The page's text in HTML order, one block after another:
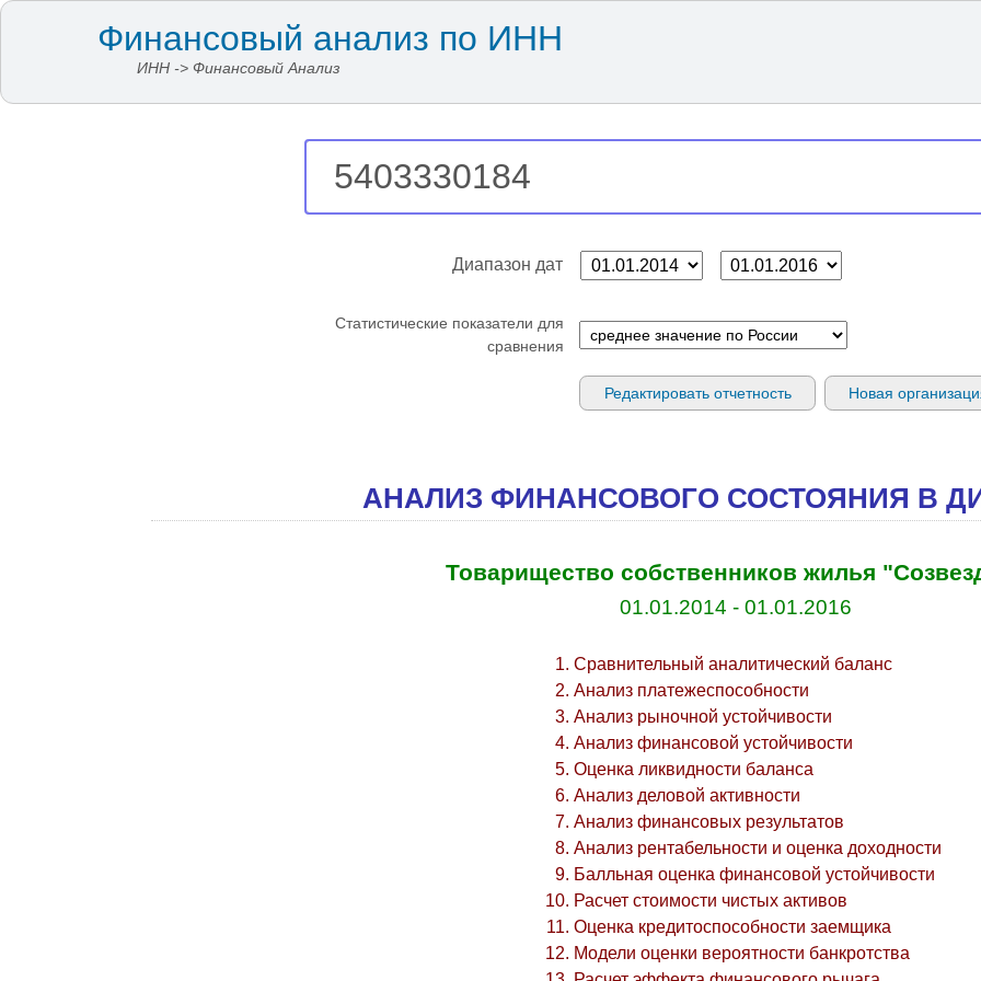
Финансовый анализ по ИНН
ИНН -> Финансовый Анализ
Диапазон дат
Cтатистические показатели для
сравнения
Редактировать отчетность Новая
АНАЛИЗ ФИНАНСОВОГО СОСТОЯНИЯ В
Товарищество собственников жилья
01.01.2014 - 01.01.2016
Сравнительный аналитический баланс
Анализ платежеспособности
Анализ рыночной устойчивости
Анализ финансовой устойчивости
Оценка ликвидности баланса
Анализ деловой активности
Анализ финансовых результатов
Анализ рентабельности и оценка доходности
Балльная оценка финансовой устойчивости
Расчет стоимости чистых активов
Оценка кредитоспособности заемщика
Модели оценки вероятности банкротства